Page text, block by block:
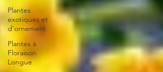
Plantes
exotiques et
d'ornement
Plantes à
Floraison
Longue